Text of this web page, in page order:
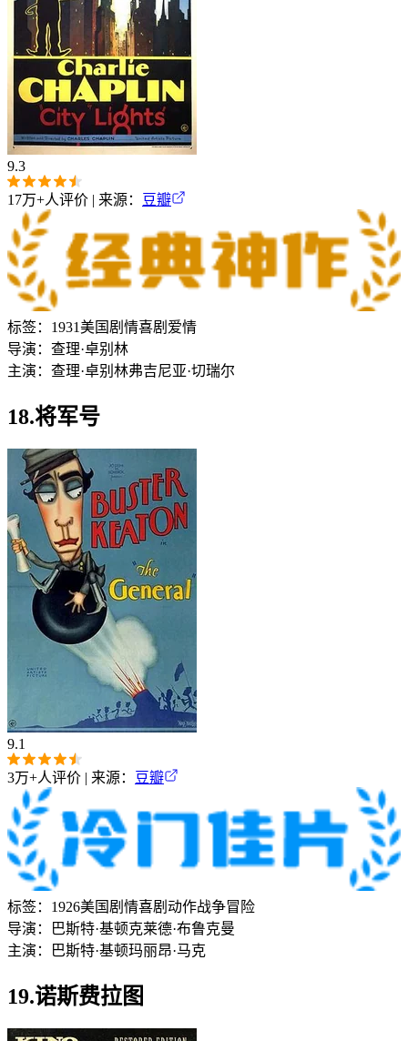
9.3
17万+人评价 | 来源： 豆瓣
标签： 1931美国 剧情喜剧 爱情
导演： 查理·卓别林
主演： 查理·卓别林弗吉尼亚·切瑞尔
18.将军号
9.1
3万+人评价 | 来源： 豆瓣
标签： 1926美国 剧情喜剧 动作战争冒险
导演：
巴斯特·基顿克莱德·布鲁克曼
主演：
巴斯特·基顿玛丽昂·马克
19.诺斯费拉图